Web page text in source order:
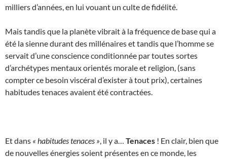
milliers d’années, en lui vouant un culte de fidélité.
Mais tandis que la planète vibrait à la fréquence de base qui a
été la sienne durant des millénaires et tandis que l’homme se
servait d’une conscience conditionnée par toutes sortes
d’archétypes mentaux orientés morale et religion, (sans
compter ce besoin viscéral d’exister à tout prix), certaines
habitudes tenaces avaient été contractées.
Et dans « habitudes tenaces » , il y a… Tenaces ! En clair, bien que
de nouvelles énergies soient présentes en ce monde, les